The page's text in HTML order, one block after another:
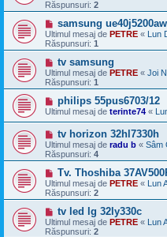
Răspunsuri: 2
samsung ue40j5200aw
Ultimul mesaj de PETRE « Lun
Răspunsuri: 1
tv samsung
Ultimul mesaj de PETRE « Joi
Răspunsuri: 1
philips 55pus6703/12
Ultimul mesaj de terinte74 «
tv horizon 32hl7330h
Ultimul mesaj de radu b « Sâm
Răspunsuri: 4
Tv. Thoshiba
Ultimul mesaj de PETRE « Lun
Răspunsuri: 2
tv led lg 32ly330c
Ultimul mesaj de PETRE « Lun
Răspunsuri: 2